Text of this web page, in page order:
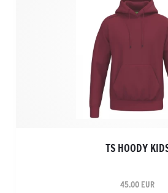
TS HOODY
45.00 EUR